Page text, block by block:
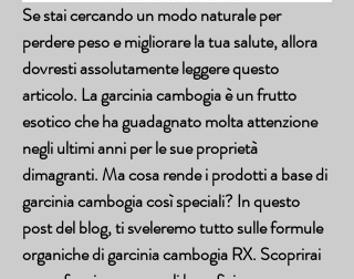
Se stai cercando un modo naturale per
perdere peso e migliorare la tua salute, allora
dovresti assolutamente leggere questo
articolo. La garcinia cambogia è un frutto
esotico che ha guadagnato molta attenzione
negli ultimi anni per le sue proprietà
dimagranti. Ma cosa rende i prodotti a base di
garcinia cambogia così speciali? In questo
post del blog, ti sveleremo tutto sulle formule
organiche di garcinia cambogia RX. Scoprirai